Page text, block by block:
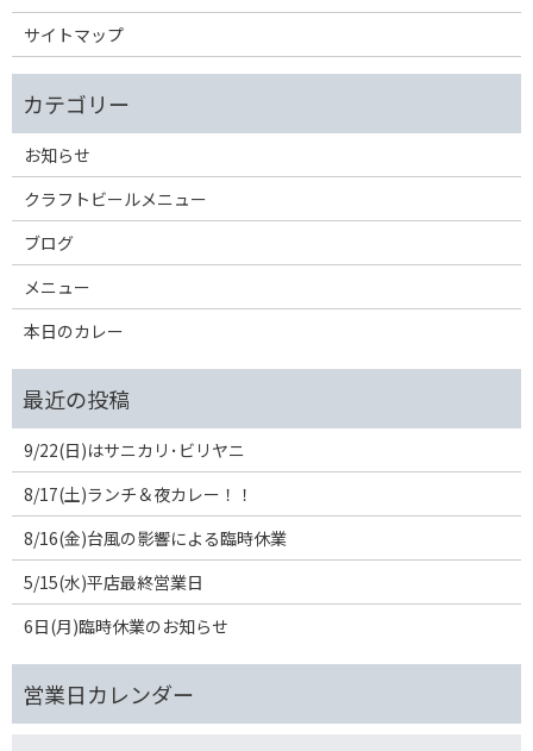
サイトマップ
お知らせ
クラフトビールメニュー
ブログ
メニュー
本日のカレー
9/22(日)はサニカリ･ビリヤニ
8/17(土)ランチ＆夜カレー！！
8/16(金)台風の影響による臨時休業
5/15(水)平店最終営業日
6日(月)臨時休業のお知らせ